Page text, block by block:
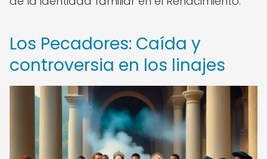
Los Pecadores: Caída y
controversia en los linajes